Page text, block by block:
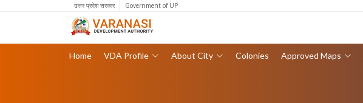
उत्तर प्रदेश सरकार Government of UP
Home VDA Profile About City Colonies Approved Maps